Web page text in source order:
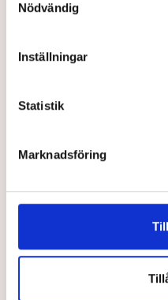
Nödvändig
Inställningar
Statistik
Marknadsföring
Bokförlaget Hegas AB
252 21 HELSINGBORG
E-post:info@hegas.se
Lättlästa böcker efter ålder